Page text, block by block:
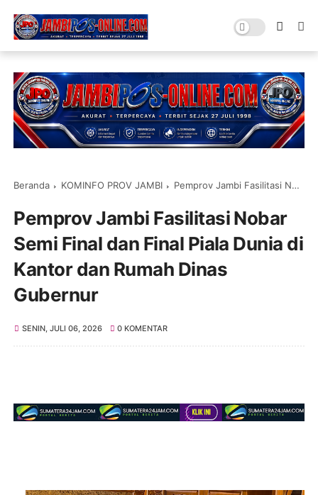
Beranda KOMINFO PROV JAMBI Pemprov Jambi Fasilitasi Nobar Semi Final dan Final Piala Dunia di Kantor dan Rumah Dinas Gubernur
Pemprov Jambi Fasilitasi Nobar
Semi Final dan Final Piala Dunia di
Kantor dan Rumah Dinas
Gubernur
SENIN, JULI 06, 2026 0 KOMENTAR